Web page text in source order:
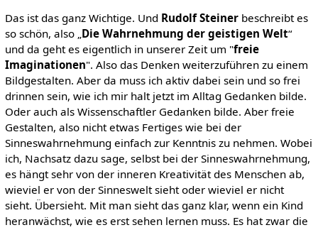
Das ist das ganz Wichtige. Und Rudolf Steinerbeschreibt es
so schön, also „Die Wahrnehmung der geistigen Welt“
und da geht es eigentlich in unserer Zeit um "freie
Imaginationen". Also das Denken weiterzuführen zu einem
Bildgestalten. Aber da muss ich aktiv dabei sein und so frei
drinnen sein, wie ich mir halt jetzt im Alltag Gedanken bilde.
Oder auch als Wissenschaftler Gedanken bilde. Aber freie
Gestalten, also nicht etwas Fertiges wie bei der
Sinneswahrnehmung einfach zur Kenntnis zu nehmen. Wobei
ich, Nachsatz dazu sage, selbst bei der Sinneswahrnehmung,
es hängt sehr von der inneren Kreativität des Menschen ab,
wieviel er von der Sinneswelt sieht oder wieviel er nicht
sieht. Übersieht. Mit man sieht das ganz klar, wenn ein Kind
heranwächst, wie es erst sehen lernen muss. Es hat zwar die